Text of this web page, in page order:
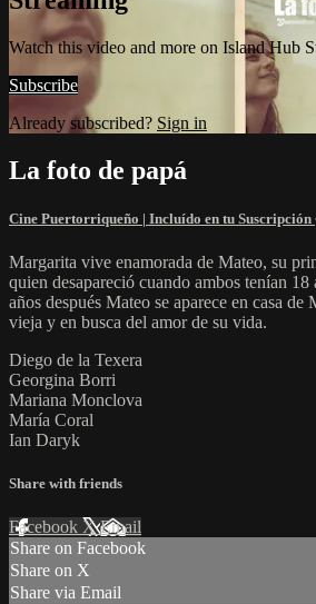
Watch this video and more on Island Hub
Subscribe
Already subscribed? Sign in
La foto de papá
Cine Puertorriqueño | Incluído en tu Suscripción
Margarita vive enamorada de Mateo, su
quien desapareció cuando ambos tenían
años después Mateo se aparece en casa
vieja y en busca del amor de su vida.
Diego de la Texera
Georgina Borri
Mariana Monclova
María Coral
Ian Daryk
Share with friends
Facebook XEmail
Share on Facebook
Share on X
Share via Email